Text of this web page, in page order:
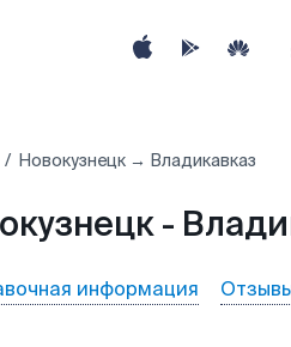
Новокузнецк → Владикавказ
-
информация